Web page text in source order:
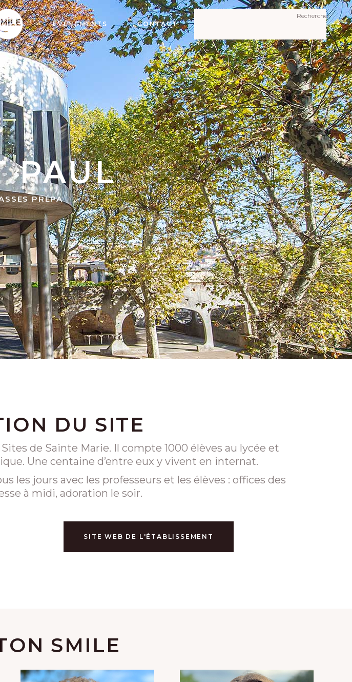
EVÉNEMENTS CONTACT
Rechercher Rechercher
PAUL
PRÉPA
DU SITE
de Sainte Marie. Il compte 1000 élèves au lycée et
Une centaine d’entre eux y vivent en internat.
les jours avec les professeurs et les élèves : offices des
à midi, adoration le soir.
SITE WEB DE L'ÉTABLISSEMENT
SMILE